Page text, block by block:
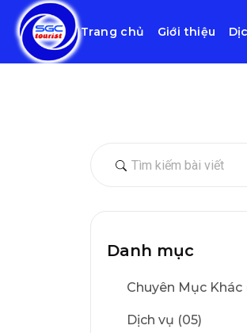
Trang chủ Giới thiệu
Danh mục
Chuyên Mục Khác
Dịch vụ (05)